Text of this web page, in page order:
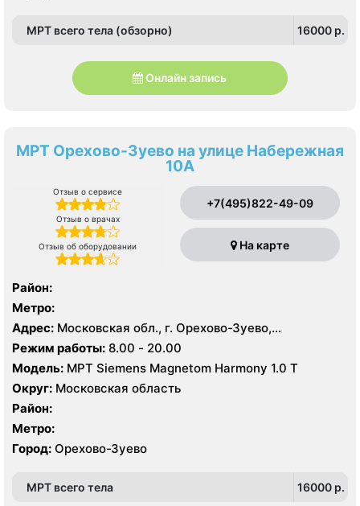
МРТ всего тела (обзорно) 16000 p.
Онлайн запись
МРТ Орехово-Зуево на улице Набережная
10А
Отзыв о сервисе
Отзыв о врачах
Отзыв об оборудовании
+7(495)822-49-09
На карте
Район:
Метро:
Адрес: Московская обл., г. Орехово-Зуево,
Набережная ул., 10А
Режим работы: 8.00 - 20.00
Модель: МРТ Siemens Magnetom Harmony 1.0 Т
Округ: Московская область
Район:
Метро:
Город: Орехово-Зуево
МРТ всего тела 16000 p.